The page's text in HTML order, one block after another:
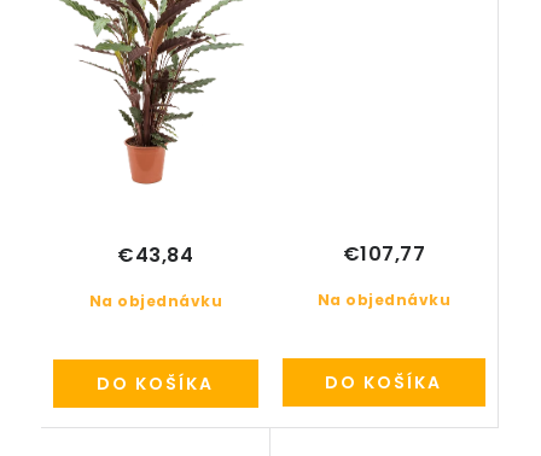
Na objednávku
€43,84
DO KOŠÍKA
Na objednávku
€107,77
DO KOŠÍKA